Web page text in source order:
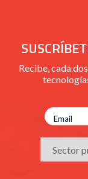
Recibe, cada